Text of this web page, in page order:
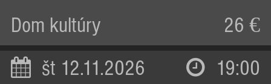
Dom kultúry 26 €
št 12.11.2026 19:00